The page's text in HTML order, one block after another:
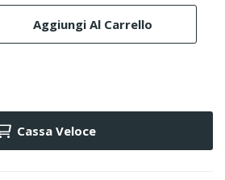
Aggiungi Al Carrello
Cassa Veloce